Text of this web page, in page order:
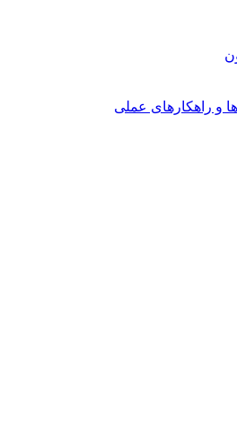
و راهکارهای عملی